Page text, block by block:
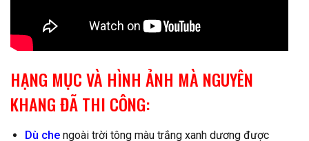
HẠNG MỤC VÀ HÌNH ẢNH MÀ NGUYÊN
KHANG ĐÃ THI CÔNG:
Dù chengoài trời tông màu trắng xanh dương được